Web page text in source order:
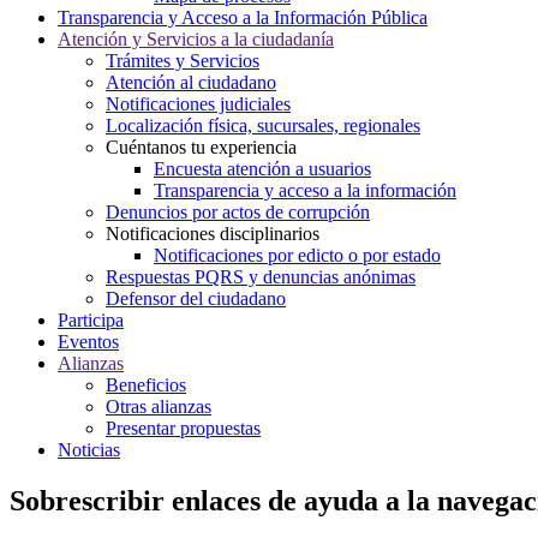
Transparencia y Acceso a la Información Pública
Atención y Servicios a la ciudadanía
Trámites y Servicios
Atención al ciudadano
Notificaciones judiciales
Localización física, sucursales, regionales
Cuéntanos tu experiencia
Encuesta atención a usuarios
Transparencia y acceso a la información
Denuncios por actos de corrupción
Notificaciones disciplinarios
Notificaciones por edicto o por estado
Respuestas PQRS y denuncias anónimas
Defensor del ciudadano
Participa
Eventos
Alianzas
Beneficios
Otras alianzas
Presentar propuestas
Noticias
Sobrescribir enlaces de ayuda a la